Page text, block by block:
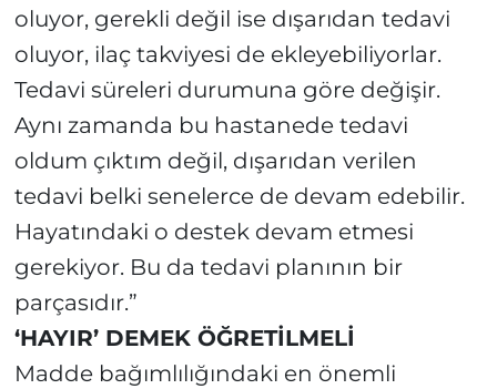
oluyor, gerekli değil ise dışarıdan tedavi
oluyor, ilaç takviyesi de ekleyebiliyorlar.
Tedavi süreleri durumuna göre değişir.
Aynı zamanda bu hastanede tedavi
oldum çıktım değil, dışarıdan verilen
tedavi belki senelerce de devam edebilir.
Hayatındaki o destek devam etmesi
gerekiyor. Bu da tedavi planının bir
parçasıdır.”
‘HAYIR’ DEMEK ÖĞRETİLMELİ
Madde bağımlılığındaki en önemli